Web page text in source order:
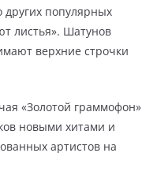
других популярных
листья». Шатунов
верхние строчки
«Золотой граммофон»
новыми хитами и
артистов на